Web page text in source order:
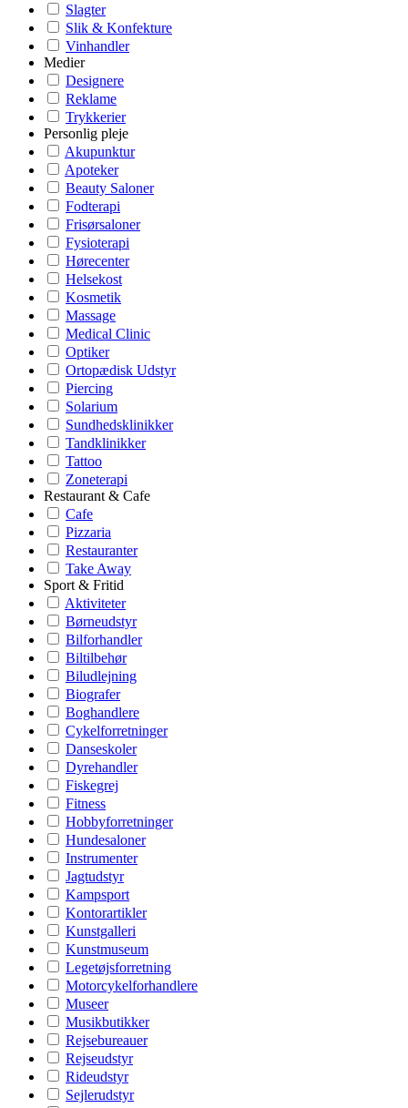
Slagter
Slik & Konfekture
Vinhandler
Medier
Designere
Reklame
Trykkerier
Personlig pleje
Akupunktur
Apoteker
Beauty Saloner
Fodterapi
Frisørsaloner
Fysioterapi
Hørecenter
Helsekost
Kosmetik
Massage
Medical Clinic
Optiker
Ortopædisk Udstyr
Piercing
Solarium
Sundhedsklinikker
Tandklinikker
Tattoo
Zoneterapi
Restaurant & Cafe
Cafe
Pizzaria
Restauranter
Take Away
Sport & Fritid
Aktiviteter
Børneudstyr
Bilforhandler
Biltilbehør
Biludlejning
Biografer
Boghandlere
Cykelforretninger
Danseskoler
Dyrehandler
Fiskegrej
Fitness
Hobbyforretninger
Hundesaloner
Instrumenter
Jagtudstyr
Kampsport
Kontorartikler
Kunstgalleri
Kunstmuseum
Legetøjsforretning
Motorcykelforhandlere
Museer
Musikbutikker
Rejsebureauer
Rejseudstyr
Rideudstyr
Sejlerudstyr